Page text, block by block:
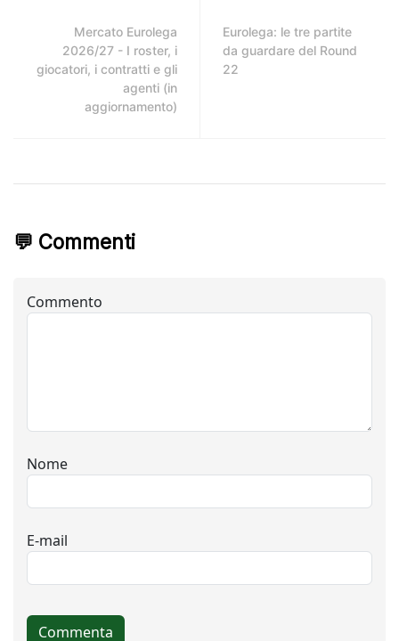
Mercato Eurolega
2026/27 - I roster, i
giocatori, i contratti e gli
agenti (in
aggiornamento)
Eurolega: le tre partite
da guardare del Round
22
💬 Commenti